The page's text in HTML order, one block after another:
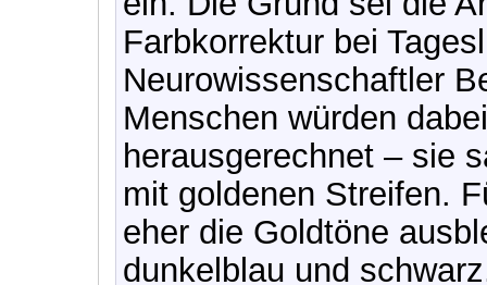
Farbkorrektur bei
Neurowissenschaftler
Menschen würden
herausgerechnet – sie
mit goldenen Streifen.
eher die Goldtöne
dunkelblau und